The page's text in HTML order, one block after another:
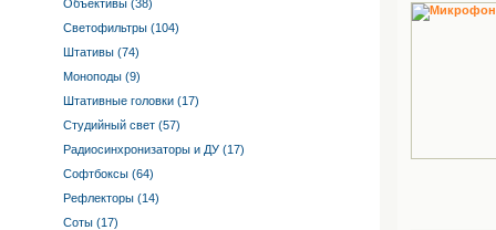
Объективы (38)
Светофильтры (104)
Штативы (74)
Моноподы (9)
Штативные головки (17)
Студийный свет (57)
Радиосинхронизаторы и ДУ (17)
Софтбоксы (64)
Рефлекторы (14)
Соты (17)